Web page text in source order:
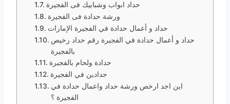
حداد ابواب وشبابيك فى الفجيرة
ورشة حدادة فى الفجيرة
حداد و أعمال حدادة في الفجيرة الإمارات
حداد و أعمال حدادة في الفجيرة رقم حداد رخيص
بالفجيرة
حدادة ولحام بالفجيرة
حدادين في الفجيرة
اين اجد ارخص ورشة حداد واعمال حدادة في
الفجيرة ؟